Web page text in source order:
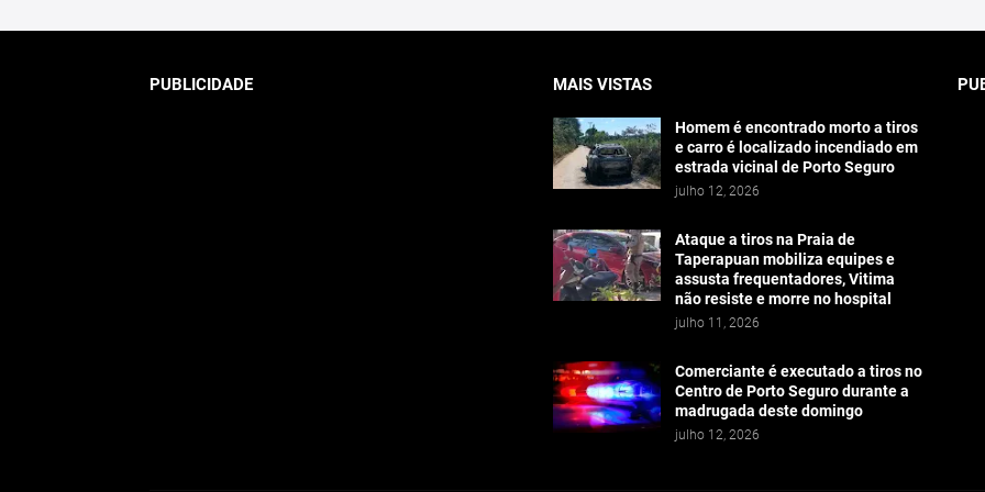
PUBLICIDADE MAIS VISTAS
Homem é encontrado morto a tiros
e carro é localizado incendiado em
estrada vicinal de Porto Seguro
julho 12, 2026
Ataque a tiros na Praia de
Taperapuan mobiliza equipes e
assusta frequentadores, Vitima
não resiste e morre no hospital
julho 11, 2026
Comerciante é executado a tiros no
Centro de Porto Seguro durante a
madrugada deste domingo
julho 12, 2026